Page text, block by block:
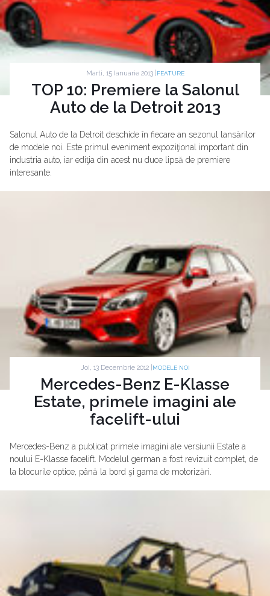
Marti, 15 Ianuarie 2013 | FEATURE
TOP 10: Premiere la Salonul
Auto de la Detroit 2013
Salonul Auto de la Detroit deschide în fiecare an sezonul lansărilor
de modele noi. Este primul eveniment expoziţional important din
industria auto, iar ediţia din acest nu duce lipsă de premiere
interesante.
Joi, 13 Decembrie 2012 | MODELE NOI
Mercedes-Benz E-Klasse
Estate, primele imagini ale
facelift-ului
Mercedes-Benz a publicat primele imagini ale versiunii Estate a
noului E-Klasse facelift. Modelul german a fost revizuit complet, de
la blocurile optice, până la bord şi gama de motorizări.